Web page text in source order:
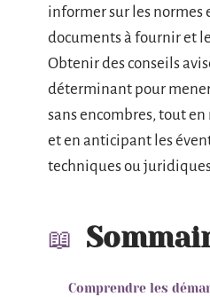
informer sur les normes
documents à fournir et
Obtenir des conseils
déterminant pour
sans encombres, tout
et en anticipant les
techniques ou
Comprendre les